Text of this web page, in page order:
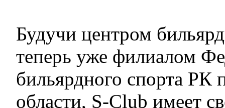
Будучи центром
теперь уже филиалом
бильярдного спорта РК
области, S-Club имеет